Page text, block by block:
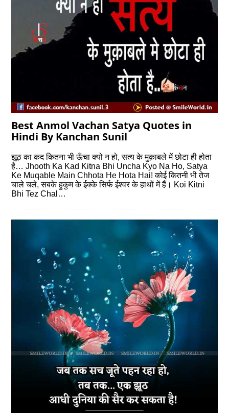
Best Anmol Vachan Satya Quotes in
Hindi By Kanchan Sunil
झूठ का कद कितना भी ऊँचा क्‍यो न हो, सत्‍य के मुक़ाबले में छोटा ही होता
है… Jhooth Ka Kad Kitna Bhi Uncha Kyo Na Ho, Satya
Ke Muqable Main Chhota He Hota Hai! कोई कितनी भी तेज
चाले चले, सबके हुकुम के ईक्‍के सिर्फ ईश्‍वर के हाथों में हैं। Koi Kitni
Bhi Tez Chal…